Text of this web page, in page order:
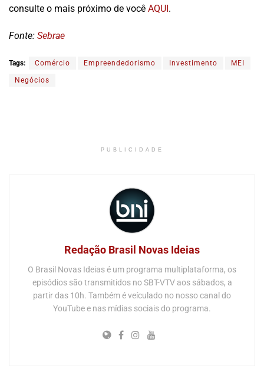
consulte o mais próximo de você AQUI .
Fonte: Sebrae
Tags: Comércio Empreendedorismo Investimento MEI
Negócios
PUBLICIDADE
Redação Brasil Novas Ideias
O Brasil Novas Ideias é um programa multiplataforma, os
episódios são transmitidos no SBT-VTV aos sábados, a
partir das 10h. Também é veículado no nosso canal do
YouTube e nas mídias sociais do programa.